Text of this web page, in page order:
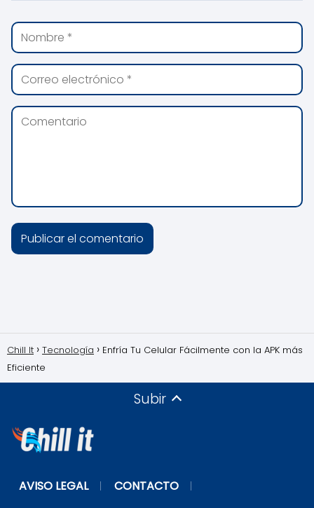
Chill It Tecnología
Enfría Tu Celular Fácilmente con la APK más
Eficiente
Subir
AVISO LEGAL CONTACTO